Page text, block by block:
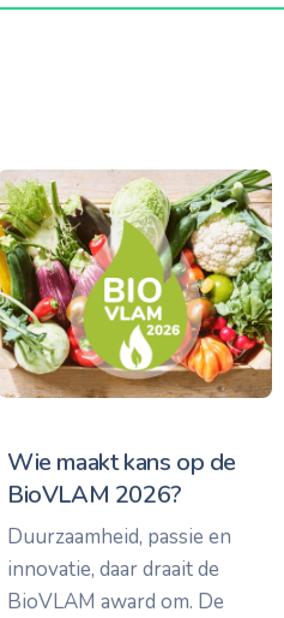
Wie maakt kans op de
BioVLAM 2026?
Duurzaamheid, passie en
innovatie, daar draait de
BioVLAM award om. De